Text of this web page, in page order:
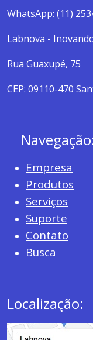
WhatsApp: (11)
Labnova -
Rua Guaxupé, 75
CEP: 09110-470
Empresa
Produtos
Serviços
Suporte
Contato
Busca
Localização: